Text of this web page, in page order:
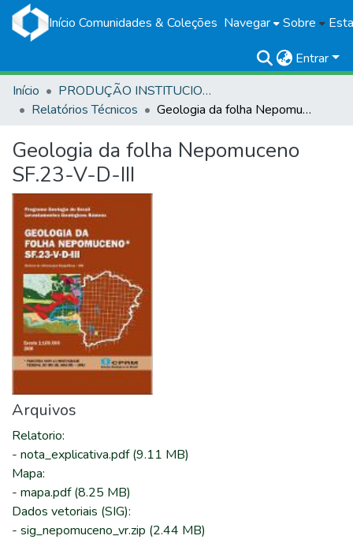
Início Comunidades & Coleções Navegar Sobre
Entrar
Início
PRODUÇÃO INSTITUCIONAL
Relatórios Técnicos
Geologia da folha Nepomuceno SF.23-V-D-III
Geologia da folha Nepomuceno
SF.23-V-D-III
Arquivos
Relatorio:
- nota_explicativa.pdf(9.11 MB)
Mapa:
- mapa.pdf(8.25 MB)
Dados vetoriais (SIG):
- sig_nepomuceno_vr.zip (2.44 MB)